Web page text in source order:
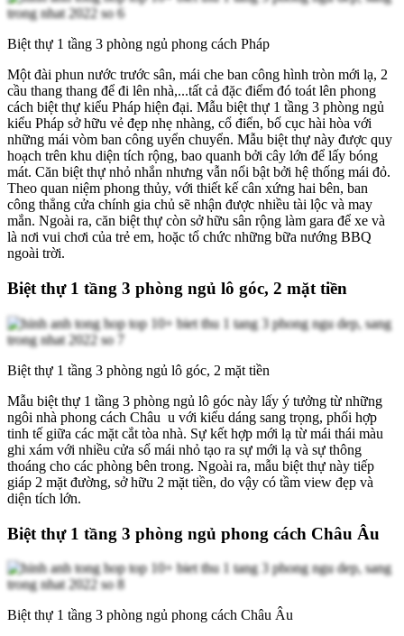
Biệt thự 1 tầng 3 phòng ngủ phong cách Pháp
Một đài phun nước trước sân, mái che ban công hình tròn mới lạ, 2
cầu thang thang để đi lên nhà,...tất cả đặc điểm đó toát lên phong
cách biệt thự kiểu Pháp hiện đại. Mẫu biệt thự 1 tầng 3 phòng ngủ
kiểu Pháp sở hữu vẻ đẹp nhẹ nhàng, cổ điển, bố cục hài hòa với
những mái vòm ban công uyển chuyển. Mẫu biệt thự này được quy
hoạch trên khu diện tích rộng, bao quanh bởi cây lớn để lấy bóng
mát. Căn biệt thự nhỏ nhắn nhưng vẫn nổi bật bởi hệ thống mái đỏ.
Theo quan niệm phong thủy, với thiết kế cân xứng hai bên, ban
công thẳng cửa chính gia chủ sẽ nhận được nhiều tài lộc và may
mắn. Ngoài ra, căn biệt thự còn sở hữu sân rộng làm gara để xe và
là nơi vui chơi của trẻ em, hoặc tổ chức những bữa nướng BBQ
ngoài trời.
Biệt thự 1 tầng 3 phòng ngủ lô góc, 2 mặt tiền
Biệt thự 1 tầng 3 phòng ngủ lô góc, 2 mặt tiền
Mẫu biệt thự 1 tầng 3 phòng ngủ lô góc này lấy ý tưởng từ những
ngôi nhà phong cách Châu u với kiểu dáng sang trọng, phối hợp
tinh tế giữa các mặt cắt tòa nhà. Sự kết hợp mới lạ từ mái thái màu
ghi xám với nhiều cửa sổ mái nhỏ tạo ra sự mới lạ và sự thông
thoáng cho các phòng bên trong. Ngoài ra, mẫu biệt thự này tiếp
giáp 2 mặt đường, sở hữu 2 mặt tiền, do vậy có tầm view đẹp và
diện tích lớn.
Biệt thự 1 tầng 3 phòng ngủ phong cách Châu Âu
Biệt thự 1 tầng 3 phòng ngủ phong cách Châu Âu